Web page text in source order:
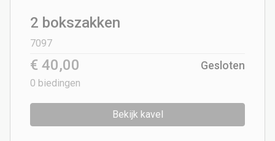
2 bokszakken
7097
€ 40,00
0 biedingen
Gesloten
Bekijk kavel